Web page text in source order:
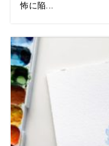
怖に陥...